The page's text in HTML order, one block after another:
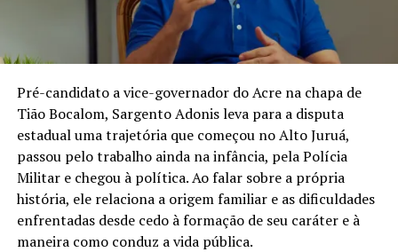
respiratórias e estiagem no Acre
Pré-candidato a vice-governador do Acre na chapa de
Tião Bocalom, Sargento Adonis leva para a disputa
estadual uma trajetória que começou no Alto Juruá,
passou pelo trabalho ainda na infância, pela Polícia
Militar e chegou à política. Ao falar sobre a própria
história, ele relaciona a origem familiar e as dificuldades
enfrentadas desde cedo à formação de seu caráter e à
maneira como conduz a vida pública.